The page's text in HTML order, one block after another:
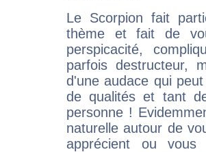
Le Scorpion fait
thème et fait de
perspicacité,
parfois destructeur,
d'une audace qui
de qualités et tant
personne !
naturelle autour de
apprécient ou